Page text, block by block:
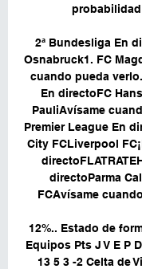
probabilidad
2ª Bundesliga En
Osnabruck1. FC
cuando pueda
En directoFC
PauliAvísame
Premier League En
City FCLiverpool
directoParma
FCAvísame
12%.. Estado de
Equipos Pts J V E P
13 5 3 -2 Celta de